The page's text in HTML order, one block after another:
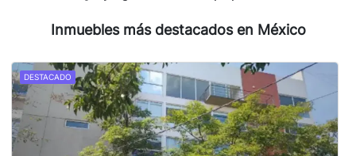
Inmuebles más destacados en México
DESTACADO